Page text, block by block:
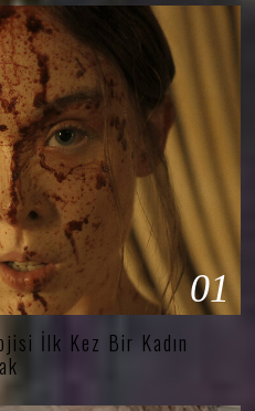
01
İlk Kez Bir Kadın